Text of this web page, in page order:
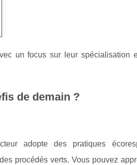
un focus sur leur spécialisation
de demain ?
adopte des pratiques
procédés verts. Vous pouvez